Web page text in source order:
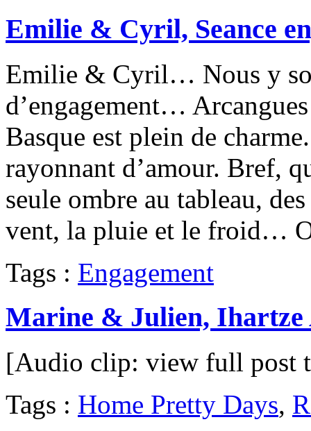
Emilie & Cyril, Seance
Emilie & Cyril… Nous y
d’engagement…
Basque est plein de
rayonnant d’amour. Bref,
seule ombre au tableau,
vent, la pluie et le froid…
Tags : Engagement
Marine & Julien, Ihartze
[Audio clip: view full
Tags : Home Pretty Days,